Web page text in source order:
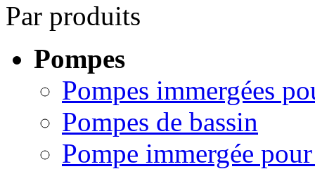
Par produits
Pompes
Pompes immergées
Pompes de bassin
Pompe immergée